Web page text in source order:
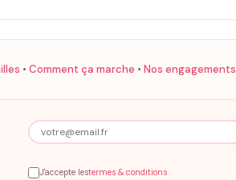
• Comment ça marche • Nos engagements
J'accepte lestermes & conditions